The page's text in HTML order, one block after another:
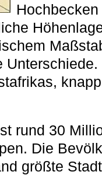
rund 30
Die
größte